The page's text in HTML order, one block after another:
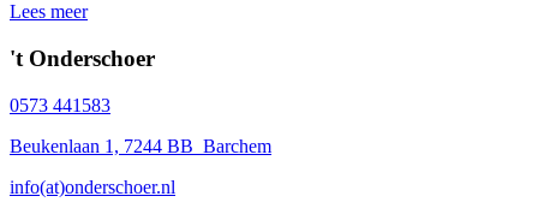
Lees meer
't Onderschoer
0573 441583
Beukenlaan 1, 7244 BB Barchem
info(at)onderschoer.nl